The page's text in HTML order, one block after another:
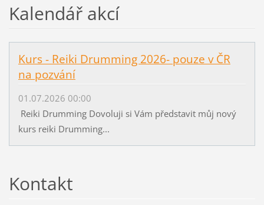
Kalendář akcí
Kurs - Reiki Drumming 2026- pouze v ČR
na pozvání
01.07.2026 00:00
Reiki Drumming Dovoluji si Vám představit můj nový
kurs reiki Drumming...
Kontakt